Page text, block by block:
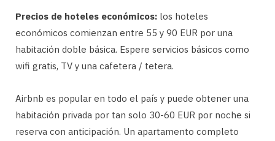
Precios de hoteles económicos: los hoteles
económicos comienzan entre 55 y 90 EUR por una
habitación doble básica. Espere servicios básicos como
wifi gratis, TV y una cafetera / tetera.
Airbnb es popular en todo el país y puede obtener una
habitación privada por tan solo 30-60 EUR por noche si
reserva con anticipación. Un apartamento completo